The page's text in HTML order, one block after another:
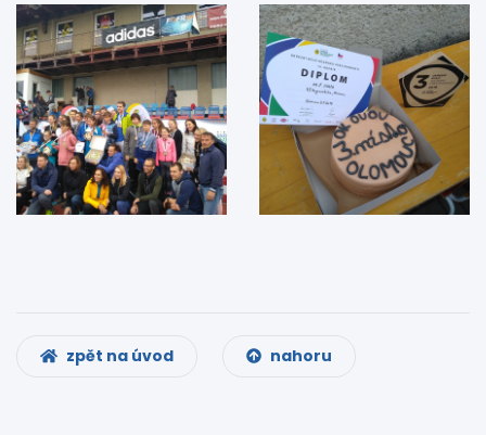
zpět na úvod nahoru